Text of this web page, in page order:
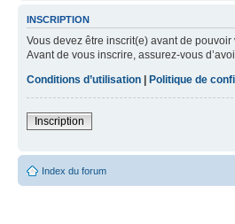
INSCRIPTION
Vous devez être inscrit(e) avant de
Avant de vous inscrire, assurez-vous
Conditions d’utilisation | Politique de
Inscription
Index du forum